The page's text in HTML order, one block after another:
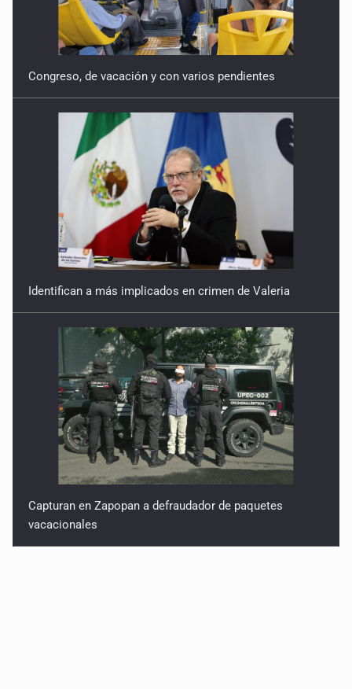
Congreso, de vacación y con varios pendientes
Identifican a más implicados en crimen de Valeria
Capturan en Zapopan a defraudador de paquetes
vacacionales